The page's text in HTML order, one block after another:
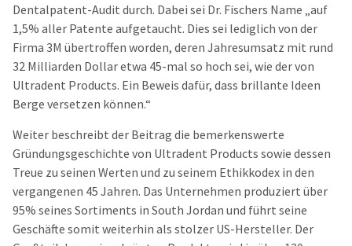
Dentalpatent-Audit durch. Dabei sei Dr. Fischers Name „auf
1,5% aller Patente aufgetaucht. Dies sei lediglich von der
Firma 3M übertroffen worden, deren Jahresumsatz mit rund
32 Milliarden Dollar etwa 45-mal so hoch sei, wie der von
Ultradent Products. Ein Beweis dafür, dass brillante Ideen
Berge versetzen können.“
Weiter beschreibt der Beitrag die bemerkenswerte
Gründungsgeschichte von Ultradent Products sowie dessen
Treue zu seinen Werten und zu seinem Ethikkodex in den
vergangenen 45 Jahren. Das Unternehmen produziert über
95% seines Sortiments in South Jordan und führt seine
Geschäfte somit weiterhin als stolzer US-Hersteller. Der